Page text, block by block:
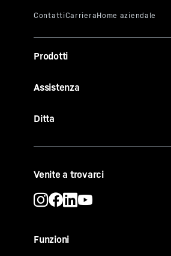
Prodotti
Assistenza
Ditta
Venite a trovarci
Funzioni